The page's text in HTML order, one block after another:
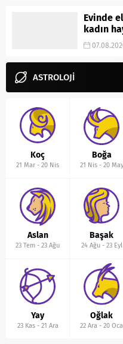
Evinde
kadın
ASTROLOJİ
Koç
21 Mar -20 Nis
Boğa
21 Nis- 20 May
Aslan
23 Tem -23 Ağu
Başak
24 Ağu- 23 Eyl
Yay
23 Kas- 21 Ara
Oğlak
22 Ara -20 Oca